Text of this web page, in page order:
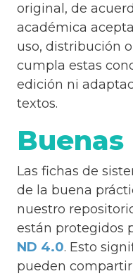
original, de
académica
uso, distribución
cumpla estas
edición ni
textos.
Las fichas de
de la buena
nuestro
están protegidos
ND 4.0. Esto
pueden